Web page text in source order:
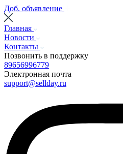
Доб. объявление
Главная
Новости
Контакты
Позвонить в поддержку
89656996779
Электронная почта
support@sellday.ru